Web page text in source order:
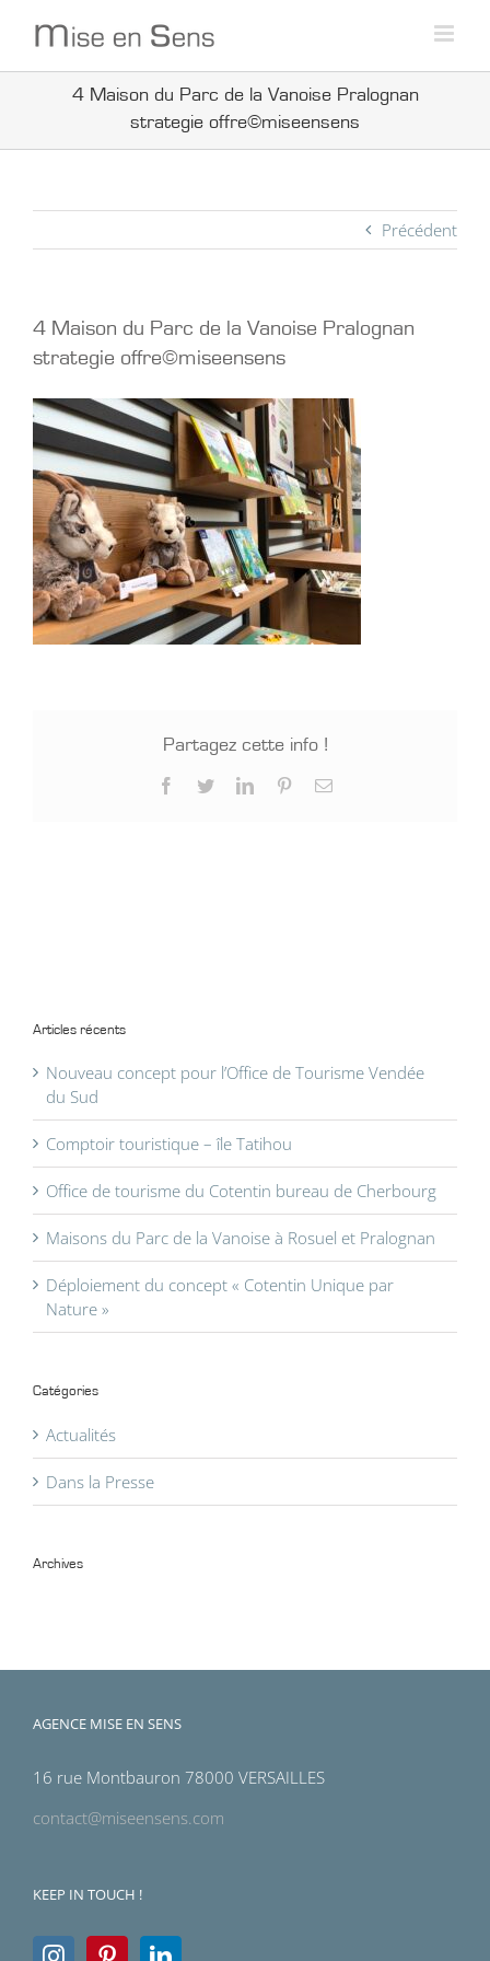
4 Maison du Parc de la Vanoise Pralognan
strategie offre©miseensens
Précédent
4 Maison du Parc de la Vanoise Pralognan
strategie offre©miseensens
Partagez cette info !
Facebook
TwitterLinkedInPinterestEmail
Articles récents
Nouveau concept pour l’Office de Tourisme Vendée
du Sud
Comptoir touristique – île Tatihou
Office de tourisme du Cotentin bureau de Cherbourg
Maisons du Parc de la Vanoise à Rosuel et Pralognan
Déploiement du concept « Cotentin Unique par
Nature »
Catégories
Actualités
Dans la Presse
Archives
AGENCE MISE EN SENS
16 rue Montbauron 78000 VERSAILLES
contact@miseensens.com
KEEP IN TOUCH !